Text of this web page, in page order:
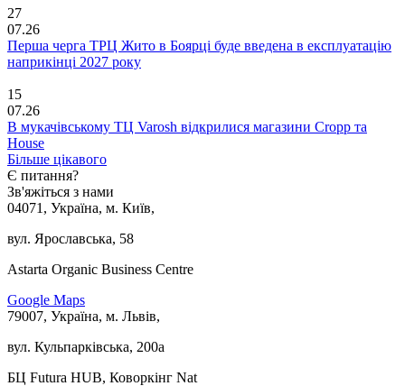
27
07.26
Перша черга ТРЦ Жито в Боярці буде введена в експлуатацію
наприкінці 2027 року
15
07.26
В мукачівському ТЦ Varosh відкрилися магазини Cropp та
House
Більше цікавого
Є питання?
Зв'яжіться з нами
04071, Україна, м. Київ,
вул. Ярославська, 58
Astarta Organic Business Centre
Google Maps
79007, Україна, м. Львів,
вул. Кульпарківська, 200а
БЦ Futura HUB, Коворкінг Nat